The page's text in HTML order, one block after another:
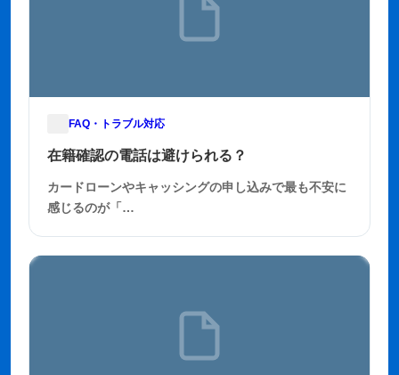
FAQ・トラブル対応
在籍確認の電話は避けられる？
カードローンやキャッシングの申し込みで最も不安に
感じるのが「…